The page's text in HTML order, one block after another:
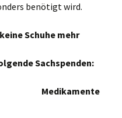
benötigt wird.
Schuhe mehr
Sachspenden:
Medikamente